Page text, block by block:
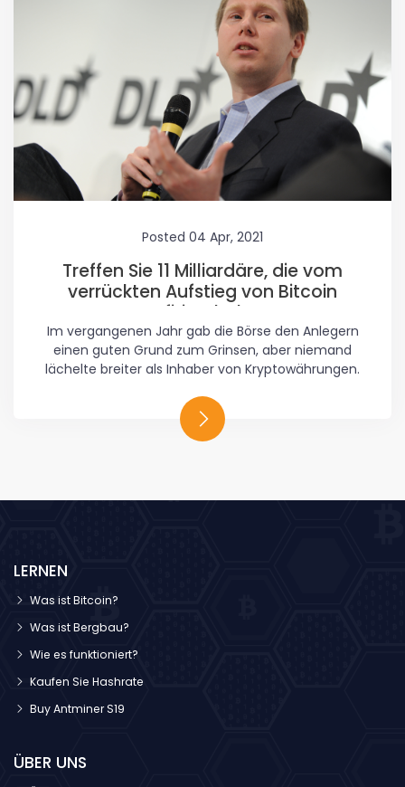
Posted 04 Apr, 2021
Treffen Sie 11 Milliardäre, die vom
verrückten Aufstieg von Bitcoin
profitiert haben
Im vergangenen Jahr gab die Börse den Anlegern
einen guten Grund zum Grinsen, aber niemand
lächelte breiter als Inhaber von Kryptowährungen.
Billion US-Dollar, eine Vervierfachung gegenüber
250 Milliarden US-Dollar im Januar 2020. Angesichts
des Anstiegs machte sich Forbes daran, das
und nicht nur den Wert ihrer digitalen Währungen,
Vermögenswerten. Das Ergebnis: ein Rekord von 11
LERNEN
Was ist Bitcoin?
Was ist Bergbau?
Wie es funktioniert?
Kaufen Sie Hashrate
Buy Antminer S19
ÜBER UNS